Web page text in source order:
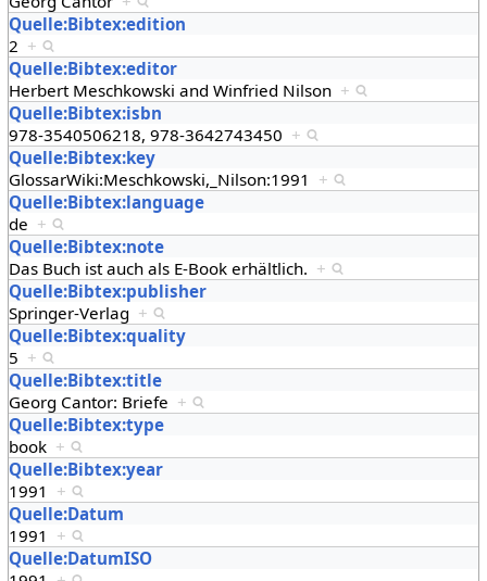
Quelle:Bibtex:edition
2 +
Quelle:Bibtex:editor
Herbert Meschkowski and Winfried Nilson +
Quelle:Bibtex:isbn
978-3540506218, 978-3642743450 +
Quelle:Bibtex:key
GlossarWiki:Meschkowski,_Nilson:1991 +
Quelle:Bibtex:language
de +
Quelle:Bibtex:note
Das Buch ist auch als E-Book erhältlich. +
Quelle:Bibtex:publisher
Springer-Verlag +
Quelle:Bibtex:quality
5 +
Quelle:Bibtex:title
Georg Cantor: Briefe +
Quelle:Bibtex:type
book +
Quelle:Bibtex:year
1991 +
Quelle:Datum
1991 +
Quelle:DatumISO